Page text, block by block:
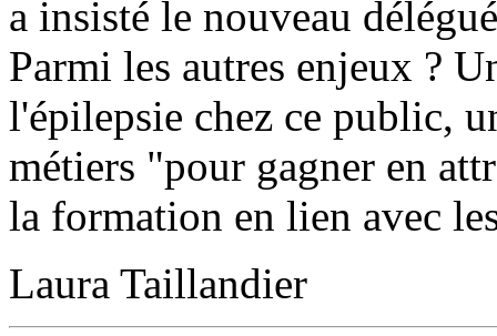
a insisté le nouveau
Parmi les autres enjeux ?
l'épilepsie chez ce public,
métiers "pour gagner en
la formation en lien avec
Laura Taillandier